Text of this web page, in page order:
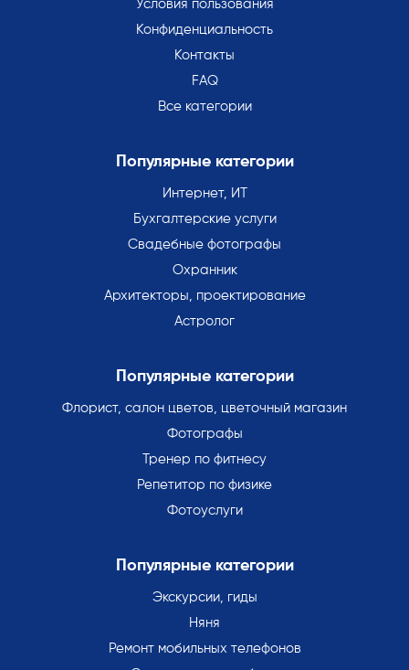
Условия пользования
Конфиденциальность
Контакты
FAQ
Все категории
Популярные категории
Интернет, ИТ
Бухгалтерские услуги
Свадебные фотографы
Охранник
Архитекторы, проектирование
Астролог
Популярные категории
Флорист, салон цветов, цветочный магазин
Фотографы
Тренер по фитнесу
Репетитор по физике
Фотоуслуги
Популярные категории
Экскурсии, гиды
Няня
Ремонт мобильных телефонов